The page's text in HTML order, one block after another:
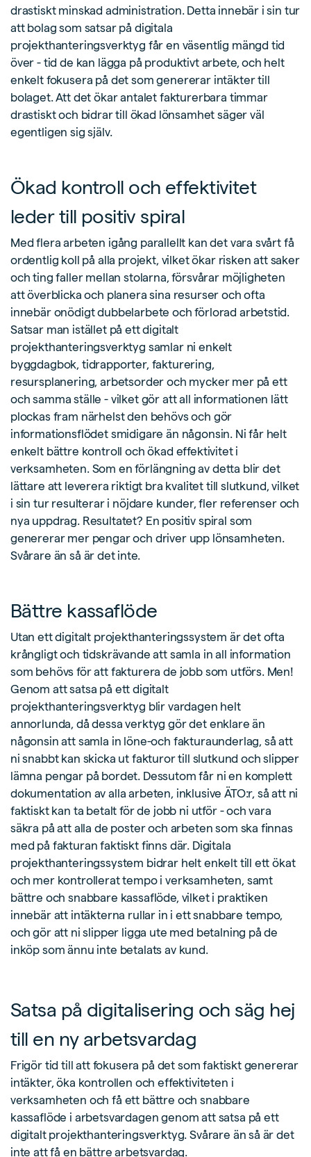
drastiskt minskad administration. Detta innebär i sin tur
att bolag som satsar på digitala
projekthanteringsverktyg får en väsentlig mängd tid
över - tid de kan lägga på produktivt arbete, och helt
enkelt fokusera på det som genererar intäkter till
bolaget. Att det ökar antalet fakturerbara timmar
drastiskt och bidrar till ökad lönsamhet säger väl
egentligen sig själv.
Ökad kontroll och effektivitet
leder till positiv spiral
Med flera arbeten igång parallellt kan det vara svårt få
ordentlig koll på alla projekt, vilket ökar risken att saker
och ting faller mellan stolarna, försvårar möjligheten
att överblicka och planera sina resurser och ofta
innebär onödigt dubbelarbete och förlorad arbetstid.
Satsar man istället på ett digitalt
projekthanteringsverktyg samlar ni enkelt
byggdagbok, tidrapporter, fakturering,
resursplanering, arbetsorder och mycker mer på ett
och samma ställe - vilket gör att all informationen lätt
plockas fram närhelst den behövs och gör
informationsflödet smidigare än någonsin. Ni får helt
enkelt bättre kontroll och ökad effektivitet i
verksamheten. Som en förlängning av detta blir det
lättare att leverera riktigt bra kvalitet till slutkund, vilket
i sin tur resulterar i nöjdare kunder, fler referenser och
nya uppdrag. Resultatet? En positiv spiral som
genererar mer pengar och driver upp lönsamheten.
Svårare än så är det inte.
Bättre kassaflöde
Utan ett digitalt projekthanteringssystem är det ofta
krångligt och tidskrävande att samla in all information
som behövs för att fakturera de jobb som utförs. Men!
Genom att satsa på ett digitalt
projekthanteringsverktyg blir vardagen helt
annorlunda, då dessa verktyg gör det enklare än
någonsin att samla in löne-och fakturaunderlag, så att
ni snabbt kan skicka ut fakturor till slutkund och slipper
lämna pengar på bordet. Dessutom får ni en komplett
dokumentation av alla arbeten, inklusive ÄTO:r, så att ni
faktiskt kan ta betalt för de jobb ni utför - och vara
säkra på att alla de poster och arbeten som ska finnas
med på fakturan faktiskt finns där. Digitala
projekthanteringssystem bidrar helt enkelt till ett ökat
och mer kontrollerat tempo i verksamheten, samt
bättre och snabbare kassaflöde, vilket i praktiken
innebär att intäkterna rullar in i ett snabbare tempo,
och gör att ni slipper ligga ute med betalning på de
inköp som ännu inte betalats av kund.
Satsa på digitalisering och säg hej
till en ny arbetsvardag
Frigör tid till att fokusera på det som faktiskt genererar
intäkter, öka kontrollen och effektiviteten i
verksamheten och få ett bättre och snabbare
kassaflöde i arbetsvardagen genom att satsa på ett
digitalt projekthanteringsverktyg. Svårare än så är det
inte att få en bättre arbetsvardag.